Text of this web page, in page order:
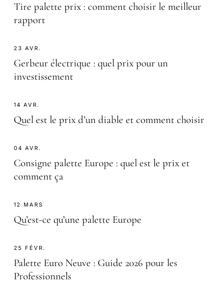
Tire palette prix : comment choisir le meilleur
rapport
23 AVR.
Gerbeur électrique : quel prix pour un
investissement
14 AVR.
Quel est le prix d’un diable et comment choisir
04 AVR.
Consigne palette Europe : quel est le prix et
comment ça
12 MARS
Qu’est-ce qu’une palette Europe
25 FÉVR.
Palette Euro Neuve : Guide 2026 pour les
Professionnels